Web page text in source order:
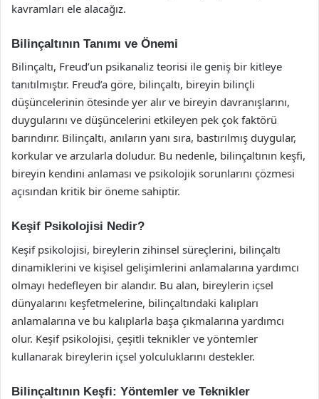
kavramları ele alacağız.
Bilinçaltının Tanımı ve Önemi
Bilinçaltı, Freud’un psikanaliz teorisi ile geniş bir kitleye
tanıtılmıştır. Freud’a göre, bilinçaltı, bireyin bilinçli
düşüncelerinin ötesinde yer alır ve bireyin davranışlarını,
duygularını ve düşüncelerini etkileyen pek çok faktörü
barındırır. Bilinçaltı, anıların yanı sıra, bastırılmış duygular,
korkular ve arzularla doludur. Bu nedenle, bilinçaltının keşfi,
bireyin kendini anlaması ve psikolojik sorunlarını çözmesi
açısından kritik bir öneme sahiptir.
Keşif Psikolojisi Nedir?
Keşif psikolojisi, bireylerin zihinsel süreçlerini, bilinçaltı
dinamiklerini ve kişisel gelişimlerini anlamalarına yardımcı
olmayı hedefleyen bir alandır. Bu alan, bireylerin içsel
dünyalarını keşfetmelerine, bilinçaltındaki kalıpları
anlamalarına ve bu kalıplarla başa çıkmalarına yardımcı
olur. Keşif psikolojisi, çeşitli teknikler ve yöntemler
kullanarak bireylerin içsel yolculuklarını destekler.
Bilinçaltının Keşfi: Yöntemler ve Teknikler